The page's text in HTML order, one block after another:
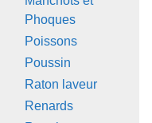
Phoques
Poissons
Poussin
Raton laveur
Renards